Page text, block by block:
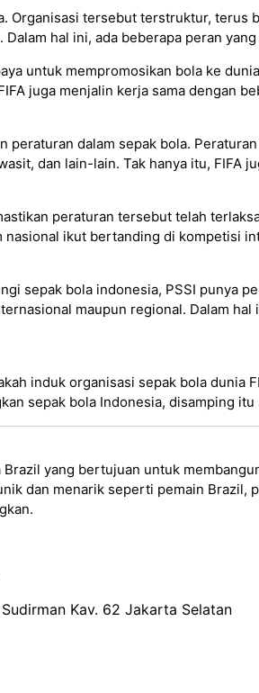
Organisasi tersebut terstruktur, terus
hal ini, ada beberapa peran yang
untuk mempromosikan bola ke
juga menjalin kerja sama dengan
peraturan dalam sepak bola.
dan lain-lain. Tak hanya itu, FIFA
peraturan tersebut telah
nasional ikut bertanding di kompetisi
sepak bola indonesia, PSSI punya
maupun regional. Dalam
induk organisasi sepak bola dunia
sepak bola Indonesia, disamping
Brazil yang bertujuan untuk
dan menarik seperti pemain Brazil,
Kav. 62 Jakarta Selatan